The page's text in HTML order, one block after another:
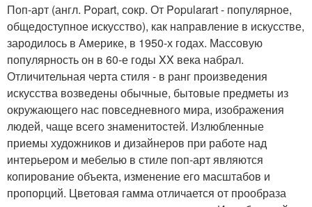
Поп-арт (англ. Popart, сокр. От Popularart - популярное,
общедоступное искусство), как направление в искусстве,
зародилось в Америке, в 1950-х годах. Массовую
популярность он в 60-е годы XX века набрал.
Отличительная черта стиля - в ранг произведения
искусства возведены обычные, бытовые предметы из
окружающего нас повседневного мира, изображения
людей, чаще всего знаменитостей. Излюбленные
приемы художников и дизайнеров при работе над
интерьером и мебелью в стиле поп-арт являются
копирование объекта, изменение его масштабов и
пропорций. Цветовая гамма отличается от прообраза